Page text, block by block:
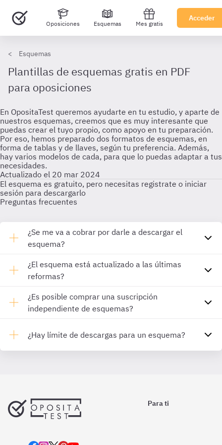
Oposiciones Esquemas Mes gratis
Acceder
Esquemas
Plantillas de esquemas gratis en PDF
para oposiciones
En OpositaTest queremos ayudarte en tu estudio, y aparte de
nuestros esquemas, creemos que es muy interesante que
puedas crear el tuyo propio, como apoyo en tu preparación.
Por eso, hemos preparado dos formatos de esquemas, en
forma de tablas y de llaves, según tu preferencia. Además,
hay varios modelos de cada, para que lo puedas adaptar a tus
necesidades.
Actualizado el 20 mar 2024
El esquema es gratuito, pero necesitas registrate o iniciar
sesión para descargarlo
Preguntas frecuentes
¿Se me va a cobrar por darle a descargar el
esquema?
¿El esquema está actualizado a las últimas
reformas?
¿Es posible comprar una suscripción
independiente de esquemas?
¿Hay límite de descargas para un esquema?
Para ti